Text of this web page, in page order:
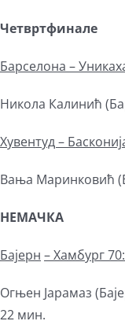
Четвртфинале
Барселона –
Никола Калинић
Хувентуд –
Вања Маринковић
НЕМАЧКА
Бајерн –Хамбург
Огњен Јарамаз
22 мин.